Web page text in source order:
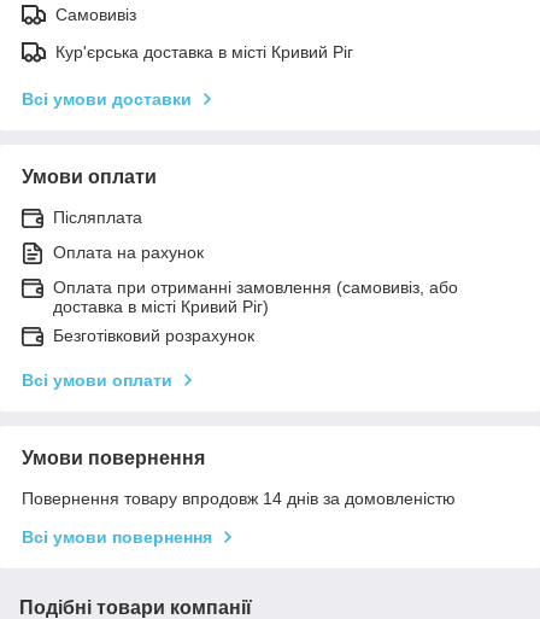
Самовивіз
Кур'єрська доставка в місті Кривий Ріг
Всі умови доставки
Умови оплати
Післяплата
Оплата на рахунок
Оплата при отриманні замовлення (самовивіз, або
доставка в місті Кривий Ріг)
Безготівковий розрахунок
Всі умови оплати
Умови повернення
Повернення товару впродовж 14 днів за домовленістю
Всі умови повернення
Подібні товари компанії